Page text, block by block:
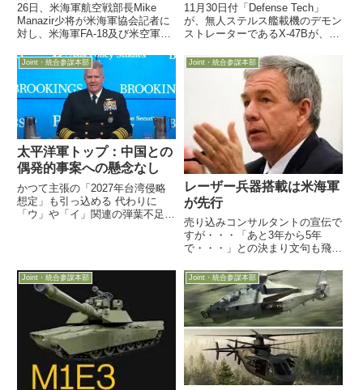
26日、米海軍航空戦部長Mike
Manazir少将が米海軍協会記者に
対し、米海軍FA-18及び米空軍F-
め、来年2016年に海空軍が共同
で「A0A：後継装備分析」を開始
すると
11月30日付「Defense Tech」
が、無人ステルス艦載機のデモン
ストレーターであるX-47Bが、地
た様子の映像（約１分）を公開し
ました。
Joint・統合参謀本部
太平洋軍トップ：中国との
偶発的事案への懸念なし
かつて主張の「2027年台湾侵略
想定」も引っ込める 代わりに
「ウ」や「イ」関連の弾葉不足を
関する過去数年の米軍幹...
Joint・統合参謀本部
レーザー兵器搭載は米海軍
が先行
売り込みコンサルタントの宣伝で
すが・・・「あと3年から5年
で・・・」との決まり文句も飛び
ー兵器イベントを取材記事を掲載
し、主催者の軍事コンサルタント
企業関係者にレーザー兵器の開発
動向をインタビュー...
Joint・統合参謀本部 Joint・統合参謀本部